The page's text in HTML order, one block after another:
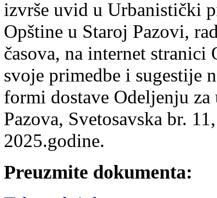
izvrše uvid u Urbanistički
Opštine u Staroj Pazovi,
časova, na internet stranici
svoje primedbe i sugestije
formi dostave Odeljenju
Pazova, Svetosavska br.
2025.godine.
Preuzmite dokumenta: